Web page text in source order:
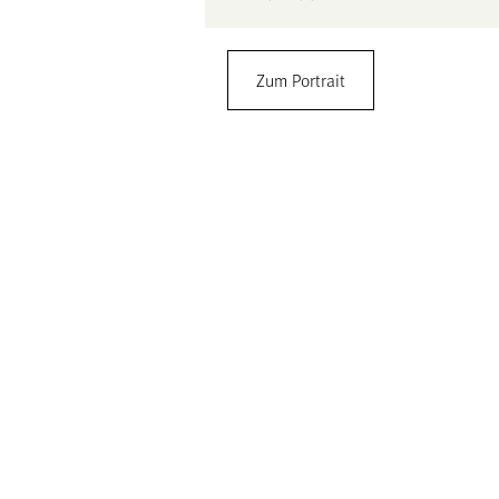
ETH Zürich, Schweiz
Fakultät: Biologie
Zum Portrait